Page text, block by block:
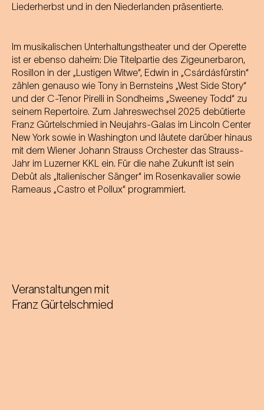
Liederherbst und in den Niederlanden präsentierte.
Im musikalischen Unterhaltungstheater und der Operette
ist er ebenso daheim: Die Titelpartie des Zigeunerbaron,
Rosillon in der „Lustigen Witwe“, Edwin in „Csárdásfürstin“
zählen genauso wie Tony in Bernsteins „West Side Story“
und der C-Tenor Pirelli in Sondheims „Sweeney Todd“ zu
seinem Repertoire. Zum Jahreswechsel 2025 debütierte
Franz Gürtelschmied in Neujahrs-Galas im Lincoln Center
New York sowie in Washington und läutete darüber hinaus
mit dem Wiener Johann Strauss Orchester das Strauss-
Jahr im Luzerner KKL ein. Für die nahe Zukunft ist sein
Debüt als „Italienischer Sänger“ im Rosenkavalier sowie
Rameaus „Castro et Pollux“ programmiert.
Veranstaltungen mit
Franz Gürtelschmied